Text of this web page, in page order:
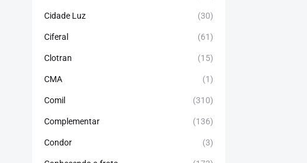
Cidade Luz (30)
Ciferal (61)
Clotran (15)
CMA (1)
Comil (310)
Complementar (136)
Condor (3)